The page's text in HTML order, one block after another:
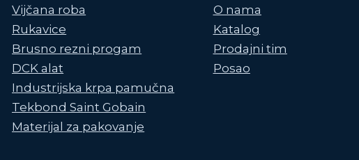
Vijčana roba
Rukavice
Brusno rezni progam
DCK alat
Industrijska krpa pamučna
Tekbond Saint Gobain
Materijal za pakovanje
O nama
Katalog
Prodajni tim
Posao